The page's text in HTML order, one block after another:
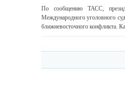
По сообщению ТАСС,
Международного уголовного
ближневосточного конфликта.